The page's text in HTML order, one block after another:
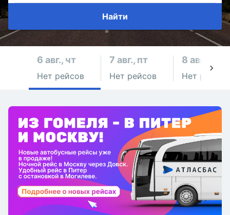
Найти
6 авг., чт
Нет рейсов
7 авг., пт
Нет рейсов
8 авг., сб
Нет рейсов